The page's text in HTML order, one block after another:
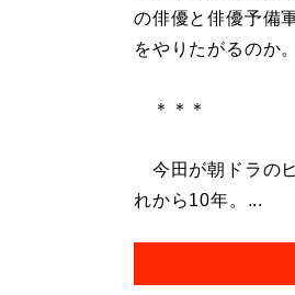
の俳優と俳優予備
をやりたがるのか
＊＊＊
今田が朝ドラの
れから10年。...